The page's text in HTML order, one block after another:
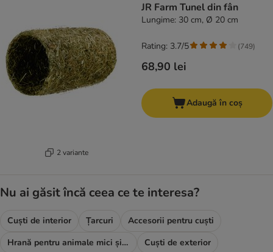
2 variante
JR Farm Tunel din fân
Lungime: 30 cm, Ø 20 cm
68,90 lei
Rating: 3.7/5 (749)
Adaugă în coș
Nu ai găsit încă ceea ce te interesa?
Cuști de interior Țarcuri
Accesorii pentru cuști
Hrană pentru animale mici și rozătoare
Cuști de exterior